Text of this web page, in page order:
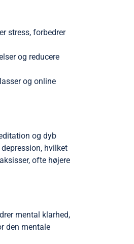
stress, forbedrer
og reducere
og online
og dyb
hvilket
ofte højere
mental klarhed,
den mentale